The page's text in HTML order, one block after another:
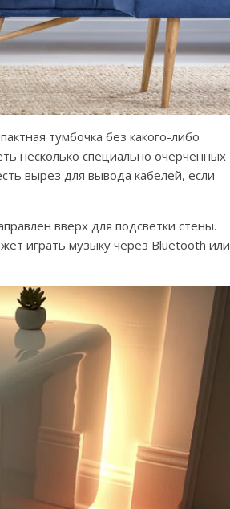
тумбочка без какого-либо
несколько специально очерченных
вырез для вывода кабелей, если
вверх для подсветки стены.
играть музыку через Bluetooth или